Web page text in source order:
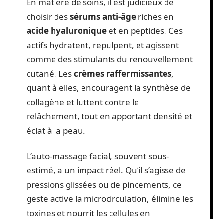
choisir dessérums anti-âge riches en
acide hyaluronique et en peptides. Ces
actifs hydratent, repulpent, et agissent
comme des stimulants du renouvellement
cutané. Lescrèmes raffermissantes,
quant à elles, encouragent la synthèse de
collagène et luttent contre le
relâchement, tout en apportant densité et
éclat à la peau.
L’auto-massage facial, souvent sous-
estimé, a un impact réel. Qu’il s’agisse de
pressions glissées ou de pincements, ce
geste active la microcirculation, élimine les
toxines et nourrit les cellules en